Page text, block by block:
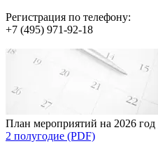
Регистрация по телефону:
+7 (495) 971-92-18
План мероприятий на 2026 год
2 полугодие (PDF)